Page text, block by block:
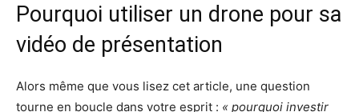
Pourquoi utiliser un drone pour sa
vidéo de présentation
Alors même que vous lisez cet article, une question
tourne en boucle dans votre esprit : « pourquoi investir